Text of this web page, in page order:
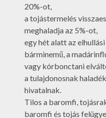
20%-ot,
a tojástermelés
meghaladja az 5%-ot,
egy hét alatt az
bárminemű, a
vagy kórbonctani
a tulajdonosnak
hivatalnak.
Tilos a baromfi,
baromfi és tojás